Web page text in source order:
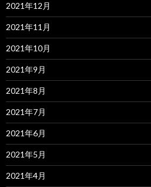
2021年12月
2021年11月
2021年10月
2021年9月
2021年8月
2021年7月
2021年6月
2021年5月
2021年4月